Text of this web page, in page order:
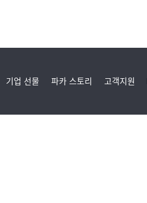
기업 선물 파카 스토리 고객지원